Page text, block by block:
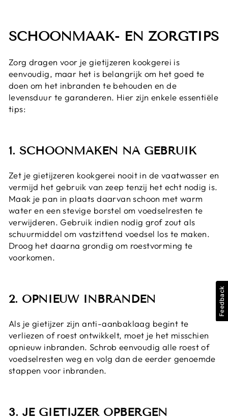
SCHOONMAAK- EN ZORGTIPS
Zorg dragen voor je gietijzeren kookgerei is
eenvoudig, maar het is belangrijk om het goed te
doen om het inbranden te behouden en de
levensduur te garanderen. Hier zijn enkele essentiële
tips:
1. SCHOONMAKEN NA GEBRUIK
Zet je gietijzeren kookgerei nooit in de vaatwasser en
vermijd het gebruik van zeep tenzij het echt nodig is.
Maak je pan in plaats daarvan schoon met warm
water en een stevige borstel om voedselresten te
verwijderen. Gebruik indien nodig grof zout als
schuurmiddel om vastzittend voedsel los te maken.
Droog het daarna grondig om roestvorming te
voorkomen.
2. OPNIEUW INBRANDEN
Als je gietijzer zijn anti-aanbaklaag begint te
verliezen of roest ontwikkelt, moet je het misschien
opnieuw inbranden. Schrob eenvoudig alle roest of
voedselresten weg en volg dan de eerder genoemde
stappen voor inbranden.
3. JE GIETIJZER OPBERGEN
Feedback